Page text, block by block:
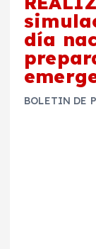
día
BOLETIN DE